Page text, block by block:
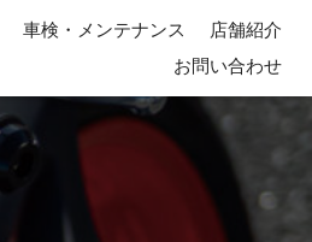
車検・メンテナンス
店舗紹介
お問い合わせ